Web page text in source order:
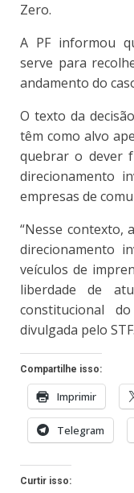
Zero.
A PF informou
serve para
andamento do
O texto da
têm como alvo
quebrar o dever
direcionamento
empresas de
“Nesse contexto,
direcionamento
veículos de
liberdade de
constitucional
divulgada pelo STF.
Compartilhe isso:
Imprimir
Telegram
Curtir isso: